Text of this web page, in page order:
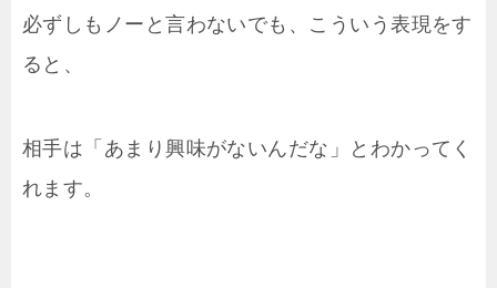
必ずしもノーと言わないでも、こういう表現をす
ると、
相手は「あまり興味がないんだな」とわかってく
れます。